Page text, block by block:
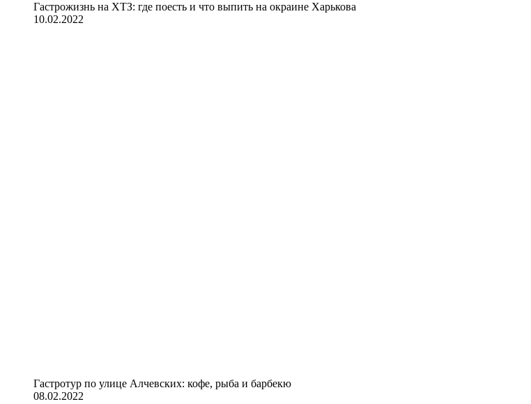
Гастрожизнь на ХТЗ: где поесть и что выпить на окраине Харькова
10.02.2022
Гастротур по улице Алчевских: кофе, рыба и барбекю
08.02.2022